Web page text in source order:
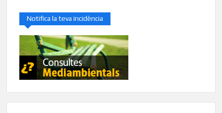
Notifica la teva incidència